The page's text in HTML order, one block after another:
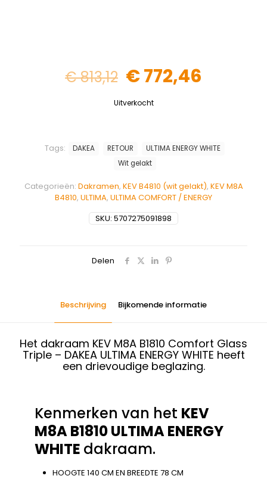
€813,12 €772,46
Uitverkocht
SKU: 5707275091898
Categorieën: Dakramen, KEV B4810 (wit gelakt), KEV M8A
B4810, ULTIMA, ULTIMA COMFORT / ENERGY
Tags: DAKEA RETOUR
ULTIMA ENERGY WHITE
Wit gelakt
Delen
Beschrijving Bijkomende informatie
Het dakraam KEV M8A B1810 Comfort Glass
Triple – DAKEA ULTIMA ENERGY WHITE heeft
een drievoudige beglazing.
Kenmerken van het KEV
M8A B1810 ULTIMA ENERGY
WHITE dakraam.
HOOGTE 140 CM EN BREEDTE 78 CM